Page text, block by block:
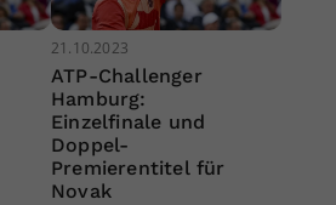
21.10.2023
ATP-Challenger
Hamburg:
Einzelfinale und
Doppel-
Premierentitel für
Novak